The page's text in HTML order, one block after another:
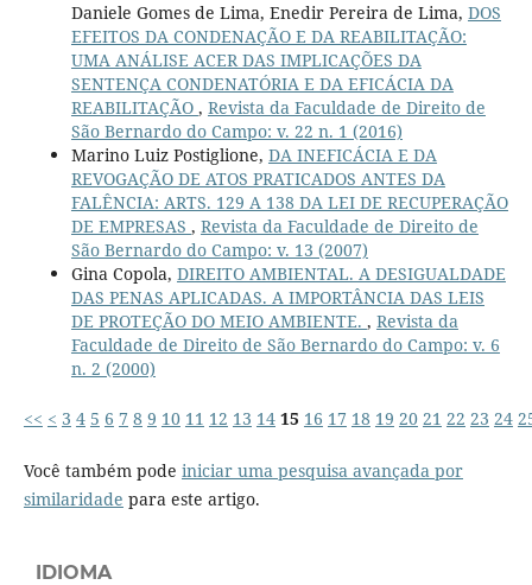
Daniele Gomes de Lima, Enedir Pereira de Lima, DOS
EFEITOS DA CONDENAÇÃO E DA REABILITAÇÃO:
UMA ANÁLISE ACER DAS IMPLICAÇÕES DA
SENTENÇA CONDENATÓRIA E DA EFICÁCIA DA
REABILITAÇÃO , Revista da Faculdade de Direito de
São Bernardo do Campo: v. 22 n. 1 (2016)
Marino Luiz Postiglione, DA INEFICÁCIA E DA
REVOGAÇÃO DE ATOS PRATICADOS ANTES DA
FALÊNCIA: ARTS. 129 A 138 DA LEI DE RECUPERAÇÃO
DE EMPRESAS , Revista da Faculdade de Direito de
São Bernardo do Campo: v. 13 (2007)
Gina Copola, DIREITO AMBIENTAL. A DESIGUALDADE
DAS PENAS APLICADAS. A IMPORTÂNCIA DAS LEIS
DE PROTEÇÃO DO MEIO AMBIENTE. , Revista da
Faculdade de Direito de São Bernardo do Campo: v. 6
n. 2 (2000)
<< < 3 4 5 6 7 8 9 10 11 12 13 14 15 16 17 18 19 20 21 22 23 24
Você também pode iniciar uma pesquisa avançada por
similaridade para este artigo.
IDIOMA